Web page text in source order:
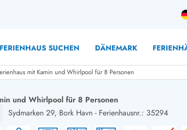
FERIENHAUS SUCHEN DÄNEMARK
mit PoolFerienhäuser mit Hund
mit Kamin und Whirlpool für 8 Personen
und Whirlpool für 8 Personen
Sydmarken 29, Bork Havn - Ferienhausnr.: 35294